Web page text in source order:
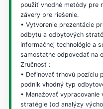
použiť vhodné metódy pre
závery pre riešenie.
• Vytvorenie prezentácie
odbytu a odbytových
informačnej technológie a
samostatne odpovedať na
Zručnosť :
• Definovať trhovú pozíciu
podnik vhodný typ
• Manažovať
stratégie (od analýzy